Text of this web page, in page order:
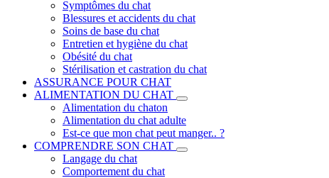
Symptômes du chat
Blessures et accidents du chat
Soins de base du chat
Entretien et hygiène du chat
Obésité du chat
Stérilisation et castration du chat
ASSURANCE POUR CHAT
ALIMENTATION DU CHAT
Alimentation du chaton
Alimentation du chat adulte
Est-ce que mon chat peut manger.. ?
COMPRENDRE SON CHAT
Langage du chat
Comportement du chat